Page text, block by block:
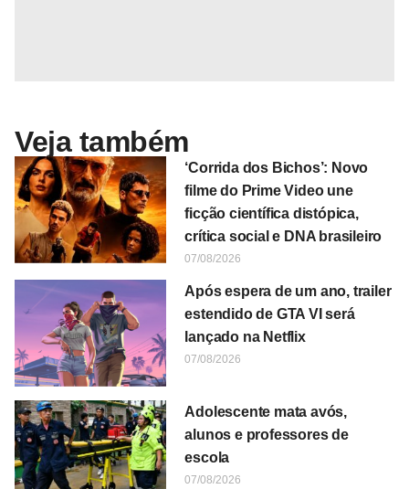
Veja também
‘Corrida dos Bichos’: Novo
filme do Prime Video une
ficção científica distópica,
crítica social e DNA brasileiro
07/08/2026
Após espera de um ano, trailer
estendido de GTA VI será
lançado na Netflix
07/08/2026
Adolescente mata avós,
alunos e professores de
escola
07/08/2026